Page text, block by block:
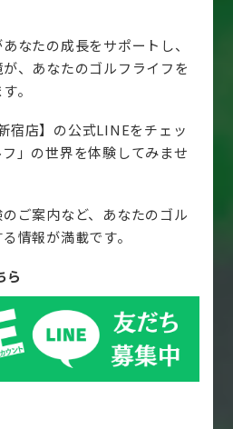
なたの成長をサポートし、
、あなたのゴルフライフを
。
宿店】の公式LINEをチェッ
」の世界を体験してみませ
ご案内など、あなたのゴル
情報が満載です。
ら